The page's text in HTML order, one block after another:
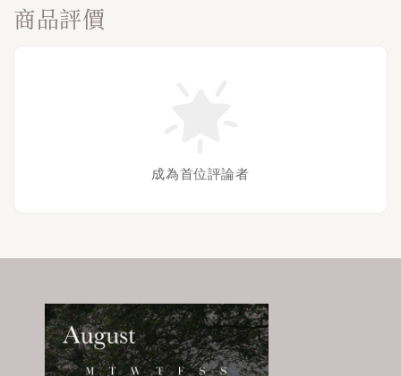
商品評價
成為首位評論者